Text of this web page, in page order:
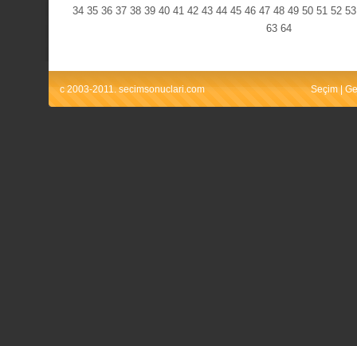
34 35 36 37 38 39 40 41 42 43 44 45 46 47 48 49 50 51 52 53
63 64
c 2003-2011. secimsonuclari.com Seçim